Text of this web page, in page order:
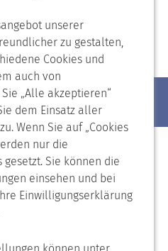
unserer
zu gestalten,
Cookies und
auch von
„Alle akzeptieren“
dem Einsatz aller
Wenn Sie auf „Cookies
nur die
gesetzt. Sie können die
einsehen und bei
Einwilligungserklärung